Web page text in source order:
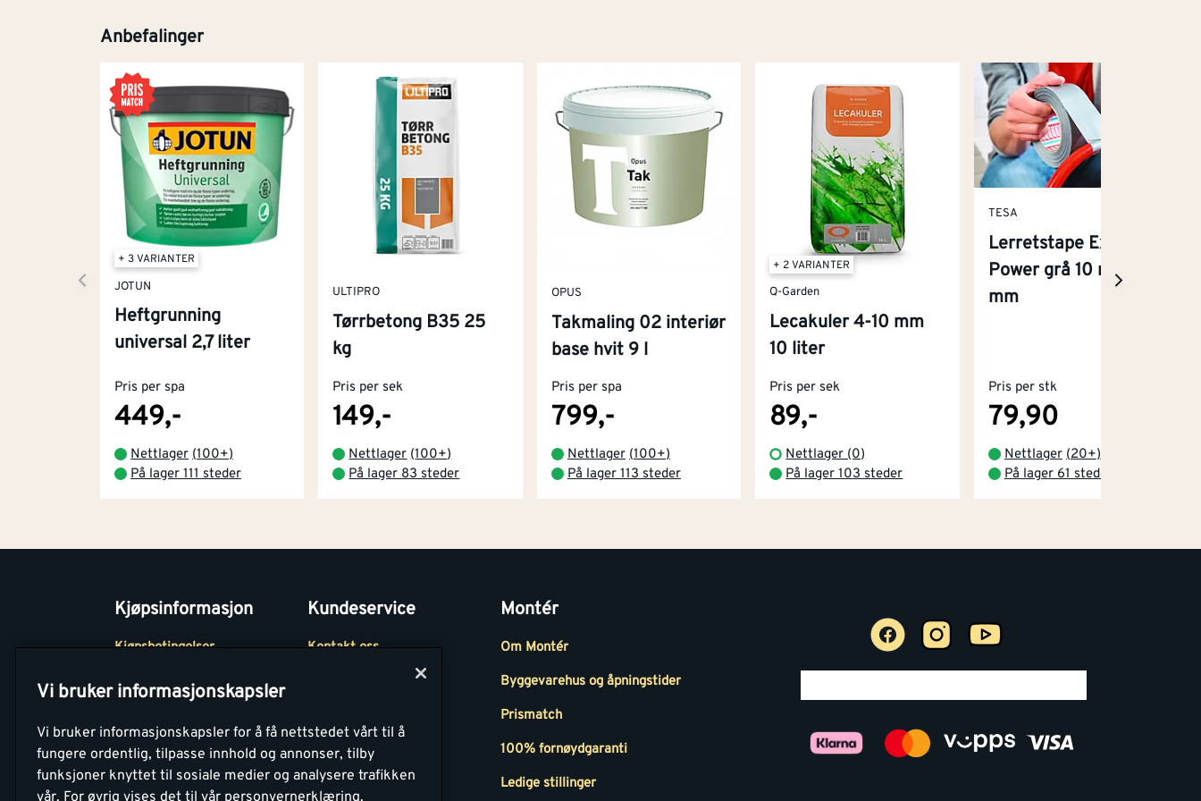
Anbefalinger
+ 3 VARIANTER
JOTUN
Heftgrunning
universal 2,7 liter
Pris per spa
449,-
Nettlager (100+)
På lager 111 steder
ULTIPRO
Tørrbetong B35 25
kg
Pris per sek
149,-
Nettlager (100+)
På lager 83 steder
OPUS
Takmaling 02 interiør
base hvit 9 l
Pris per spa
799,-
Nettlager (100+)
På lager 113 steder
+ 2 VARIANTER
Q-Garden
Lecakuler 4-10 mm
10 liter
Pris per sek
89,-
Nettlager (0)
På lager 103 steder
TESA
Lerretstape Extra
Power grå 10 m x 50
mm
Pris per stk
79,90
Nettlager (20+)
På lager 61 steder
Kjøpsinformasjon
Kjøpsbetingelser
Betaling
Retur- og
angrerettsskjema
Kundeservice
Kontakt oss
Medlemsavtaler
Montér Bedrift
Montér
Om Montér
Byggevarehus og åpningstider
Prismatch
100% fornøydgaranti
Ledige stillinger
Vi bruker informasjonskapsler
Vi bruker informasjonskapsler for å få nettstedet vårt til å
fungere ordentlig, tilpasse innhold og annonser, tilby
funksjoner knyttet til sosiale medier og analysere trafikken
vår. For øvrig vises det til vår personvernerklæring.